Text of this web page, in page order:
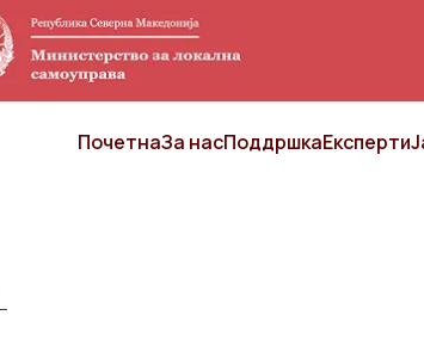
ПочетнаЗа насПоддршкаЕксперти